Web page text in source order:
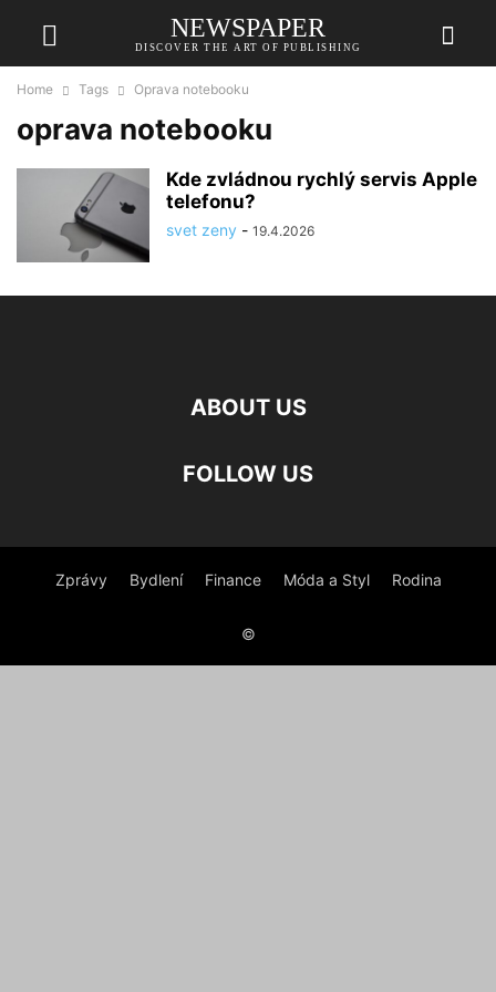
NEWSPAPER
DISCOVER THE ART OF PUBLISHING
Home Tags Oprava notebooku
oprava notebooku
Kde zvládnou rychlý servis Apple
telefonu?
svet zeny - 19.4.2026
ABOUT US
FOLLOW US
Zprávy Bydlení Finance Móda a Styl Rodina
©